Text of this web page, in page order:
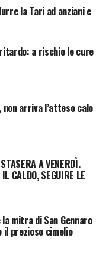
la Tari ad anziani e
a rischio le cure
arriva l’atteso calo
A VENERDÌ.
CALDO, SEGUIRE LE
mitra di San Gennaro
il prezioso cimelio